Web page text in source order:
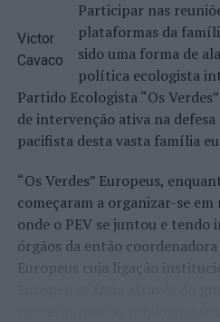
Victor
Cavaco
Participar nas
plataformas da
sido uma forma de
política ecologista
Partido Ecologista “Os
de intervenção ativa na
pacifista desta vasta família
“Os Verdes” Europeus,
começaram a organizar-se em
onde o PEV se juntou e tendo
órgãos da então
Europeus cuja ligação